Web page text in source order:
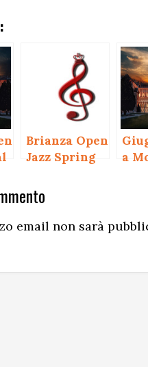
Brianza Open
Jazz Spring
a
email non sarà